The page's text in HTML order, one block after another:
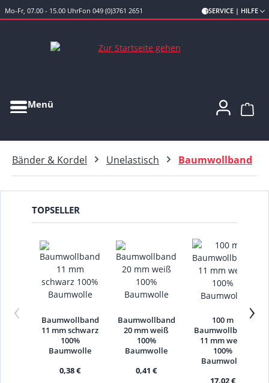
Zum Hauptinhalt springen
Mo-Fr, 07.00 - 15.00 UhrFon 049 (0)3761 2651 SERVICE | HILFE
Menü
Bänder & Kordel Unelastisch Baumwollband
TOPSELLER
‹
Baumwollband
11 mm schwarz
100%
Baumwolle
0,38 €
Baumwollband
20 mm weiß
100%
Baumwolle
0,41 €
100 m
Baumwollband
11 mm weiß
100%
Baumwolle
17,02 €
›